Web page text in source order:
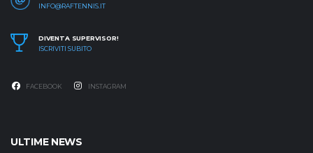
INFO@RAFTENNIS.IT
DIVENTA SUPERVISOR!
ISCRIVITI SUBITO
FACEBOOK INSTAGRAM
ULTIME NEWS